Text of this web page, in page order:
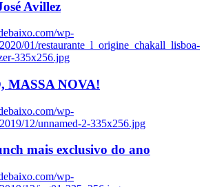
Avillez
wp-
01/restaurante_l_origine_chakall_lisboa-
335x256.jpg
MASSA NOVA!
wp-
12/unnamed-2-335x256.jpg
mais exclusivo do ano
wp-